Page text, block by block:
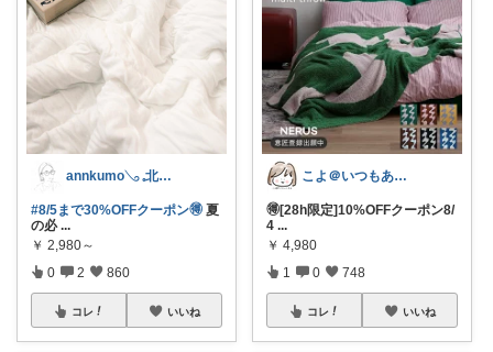
annkumo𓂅 𓈒北欧ゆるミニマル
#8/5まで30%OFFクーポン🉐 夏
の必 ...
￥ 2,980～
0 2 860
コレ いいね
こよ＠いつもありがとう✨
🉐[28h限定]10%OFFクーポン8/
4 ...
￥ 4,980
1 0 748
コレ いいね